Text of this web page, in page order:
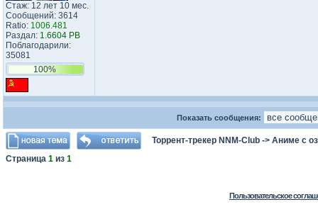
Стаж: 12 лет 10 мес.
Сообщений: 3614
Ratio: 1006.481
Раздал: 1.6604 PB
Поблагодарили:
35081
100%
Показать сообщения:
Торрент-трекер NNM-Club -> Аниме с
Страница 1 из 1
Пользовательское